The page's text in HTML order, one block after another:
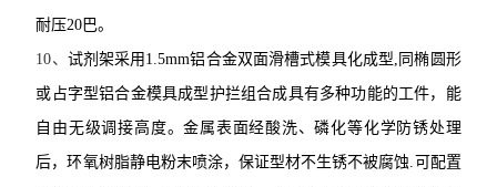
耐压20巴。
10、 试剂架采用 1.5mm铝合金双面滑槽式模具化成型, 同椭圆形
或占字型铝合金模具成型护拦组合成具有多种功能的工件，能
自由无级调接高度。金属表面经酸洗、磷化等化学防锈处理
后，环氧树脂静电粉末喷涂，保证型材不生锈不被腐蚀. 可配置